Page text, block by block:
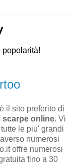
popolarità!
il sito preferito di
scarpe online. Vi
le piu' grandi
numerosi
offre numerosi
fino a 30